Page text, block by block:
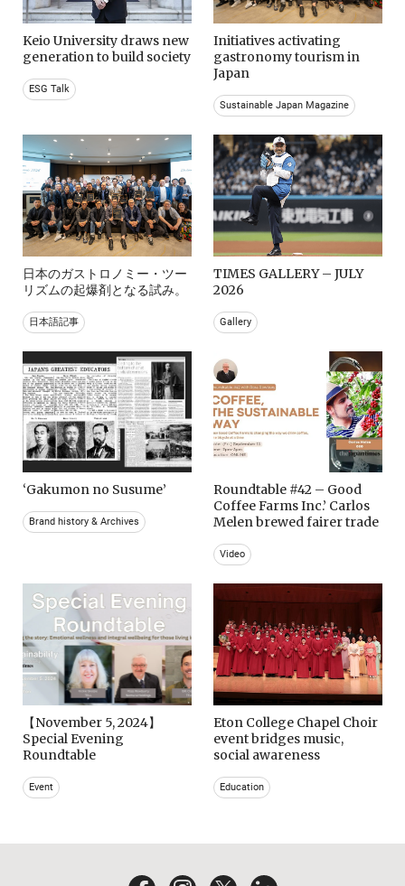
Keio University draws new
generation to build society
ESG Talk
Initiatives activating
gastronomy tourism in
Japan
Sustainable Japan Magazine
日本のガストロノミー・ツー
リズムの起爆剤となる試み。
日本語記事
TIMES GALLERY – JULY
2026
Gallery
‘Gakumon no Susume’
Brand history & Archives
Roundtable #42 – Good
Coffee Farms Inc.’ Carlos
Melen brewed fairer trade
Video
【November 5, 2024】
Special Evening
Roundtable
Event
Eton College Chapel Choir
event bridges music,
social awareness
Education